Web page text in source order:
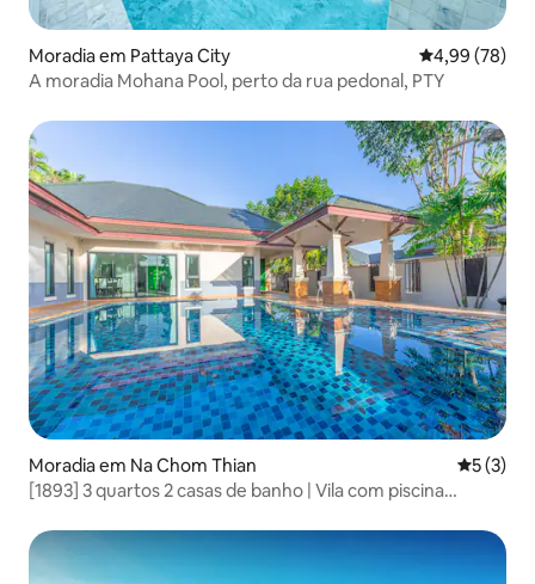
Moradia em Pattaya City Classificação
4,99 (78)
A moradia Mohana Pool, perto da rua pedonal, PTY
Moradia em Na Chom Thian
5 (3)
[1893] 3 quartos 2 casas de banho | Vila com piscina
Decoração moderna e luxuosa | A escolha ideal para umas
férias espaçosas